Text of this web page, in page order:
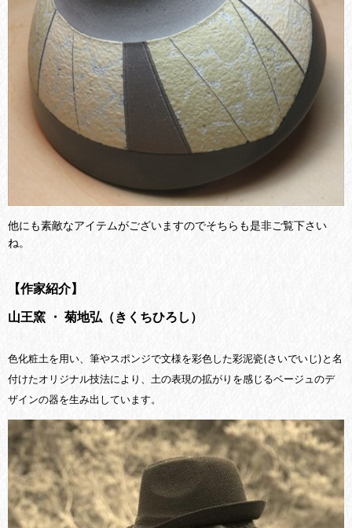
他にも素敵なアイテムがございますのでそちらも是非ご覧下さい
ね。
【作家紹介】
山王窯 ・ 菊地弘（きくちひろし）
色化粧土を用い、筆やスポンジで文様を彩色した彩泥瓷(さいでいじ)と名
付けたオリジナル技法により、土の表現の拡がりを感じるベージュのデ
ザインの器を生み出しています。